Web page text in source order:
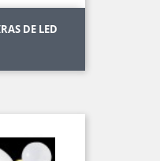
DE LED